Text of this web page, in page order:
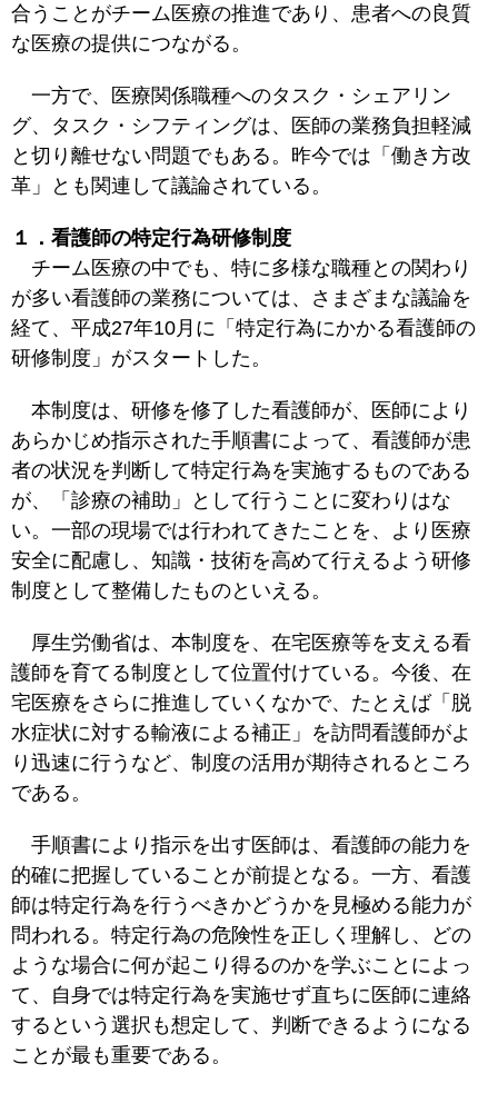
合うことがチーム医療の推進であり、患者への良質
な医療の提供につながる。
一方で、医療関係職種へのタスク・シェアリン
グ、タスク・シフティングは、医師の業務負担軽減
と切り離せない問題でもある。昨今では「働き方改
革」とも関連して議論されている。
１．看護師の特定行為研修制度
チーム医療の中でも、特に多様な職種との関わり
が多い看護師の業務については、さまざまな議論を
経て、平成27年10月に「特定行為にかかる看護師の
研修制度」がスタートした。
本制度は、研修を修了した看護師が、医師により
あらかじめ指示された手順書によって、看護師が患
者の状況を判断して特定行為を実施するものである
が、「診療の補助」として行うことに変わりはな
い。一部の現場では行われてきたことを、より医療
安全に配慮し、知識・技術を高めて行えるよう研修
制度として整備したものといえる。
厚生労働省は、本制度を、在宅医療等を支える看
護師を育てる制度として位置付けている。今後、在
宅医療をさらに推進していくなかで、たとえば「脱
水症状に対する輸液による補正」を訪問看護師がよ
り迅速に行うなど、制度の活用が期待されるところ
である。
手順書により指示を出す医師は、看護師の能力を
的確に把握していることが前提となる。一方、看護
師は特定行為を行うべきかどうかを見極める能力が
問われる。特定行為の危険性を正しく理解し、どの
ような場合に何が起こり得るのかを学ぶことによっ
て、自身では特定行為を実施せず直ちに医師に連絡
するという選択も想定して、判断できるようになる
ことが最も重要である。